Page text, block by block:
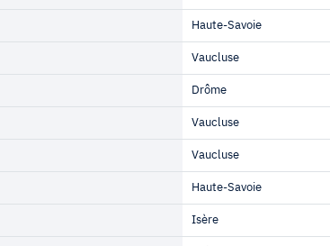
Haute-Savoie
Vaucluse
Drôme
Vaucluse
Vaucluse
Haute-Savoie
Isère